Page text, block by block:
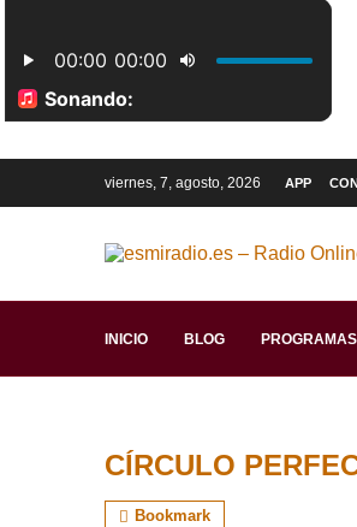
viernes, 7, agosto, 2026 APP
INICIO BLOG PROGRAMAS
CÍRCULO
Bookmark